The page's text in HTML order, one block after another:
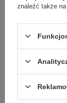
znaleźć także